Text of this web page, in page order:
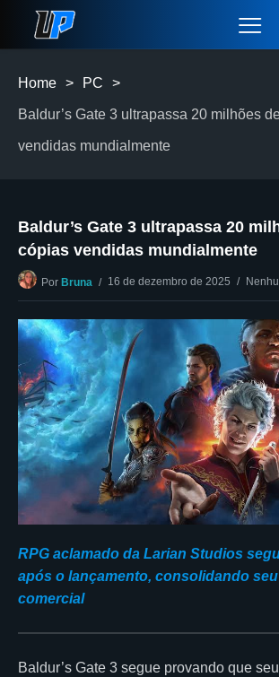
Home > PC >
Baldur’s Gate 3 ultrapassa 20 milhões
vendidas mundialmente
Baldur’s Gate 3 ultrapassa 20
cópias vendidas mundialmente
Por Bruna 16 de dezembro de 2025
RPG aclamado da Larian Studios
após o lançamento, consolidando
comercial
Baldur’s Gate 3 segue provando que